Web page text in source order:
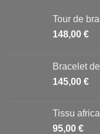
Tour de
148,00 €
Bracelet
145,00 €
Tissu
95,00 €